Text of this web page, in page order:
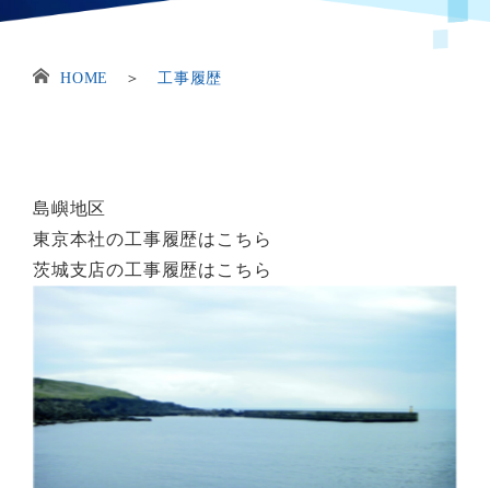
HOME ＞ 工事履歴
島嶼地区
東京本社の工事履歴はこちら
茨城支店の工事履歴はこちら